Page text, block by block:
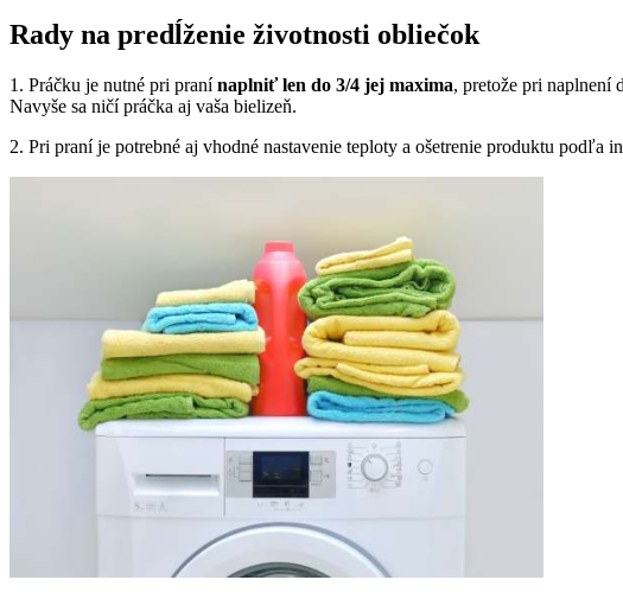
Rady na predĺženie životnosti obliečok
1. Práčku je nutné pri pranínaplniť len do 3/4 jej maxima, pretože pri naplnení
Navyše sa ničí práčka aj vaša bielizeň.
2. Pri praní je potrebné aj vhodné nastavenie teploty a ošetrenie produktu podľa